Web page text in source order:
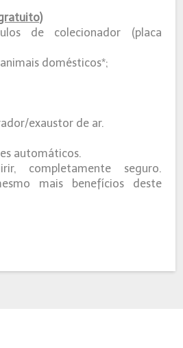
de colecionador (placa
domésticos*;
exaustor de ar.
automáticos.
completamente seguro.
mais benefícios deste